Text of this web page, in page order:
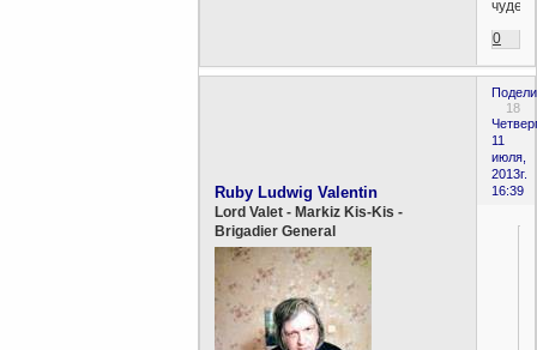
0
18
11
июля,
2013г.
16:39
Ruby Ludwig Valentin
Lord Valet - Markiz Kis-Kis -
Brigadier General